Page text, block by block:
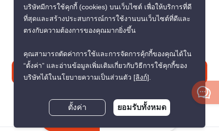
+66 92 264 3444
contact@propertyscout.co.th
ติดต่อเรา
บริษัทมีการใช้คุกกี้ (cookies) บนเว็บไซต์ เพื่อให้บริการที่ดี
ที่สุดและสร้างประสบการณ์การใช้งานบนเว็บไซต์ที่ดีและ
ตรงกับความต้องการของคุณมากยิ่งขึ้น
คุณสามารถตัดค่าการใช้และการจัดการคุ้กกี้ของคุณได้ใน
“ตั้งค่า” และอ่านข้อมูลเพิ่มเติมเกี่ยวกับวิธีการใช้คุกกี้ของ
บริษัทได้ในนโยบายความเป็นส่วนตัว [ลิงก์].
ตั้งค่า ยอมรับทั้งหมด